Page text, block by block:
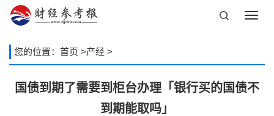
您的位置： 首页 >产经 >
国债到期了需要到柜台办理「银行买的国债不
到期能取吗」